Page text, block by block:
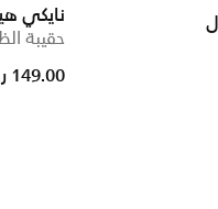
نايكي
حقيبة الظهر
Price reduced from
to
149.00 ر.س